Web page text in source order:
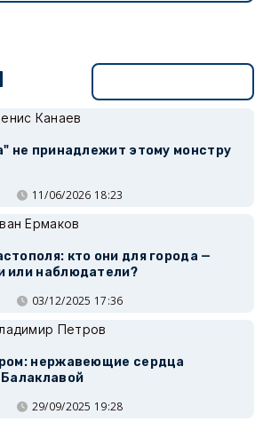
Канаев
не принадлежит этому монстру
11/06/2026 18:23
Ермаков
кто они для города —
или наблюдатели?
03/12/2025 17:36
Петров
нержавеющие сердца
29/09/2025 19:28